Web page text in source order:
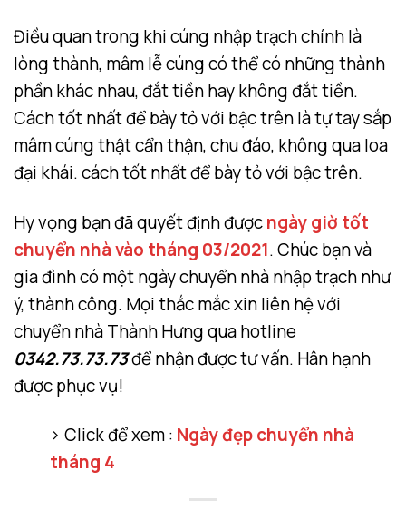
Điều quan trong khi cúng nhập trạch chính là
lòng thành, mâm lễ cúng có thể có những thành
phần khác nhau, đắt tiền hay không đắt tiền.
Cách tốt nhất để bày tỏ với bậc trên là tự tay sắp
mâm cúng thật cẩn thận, chu đáo, không qua loa
đại khái. cách tốt nhất để bày tỏ với bậc trên.
Hy vọng bạn đã quyết định đượcngày giờ tốt
chuyển nhà vào tháng 03/2021. Chúc bạn và
gia đình có một ngày chuyển nhà nhập trạch như
ý, thành công. Mọi thắc mắc xin liên hệ với
chuyển nhà Thành Hưng qua hotline
0342.73.73.73để nhận được tư vấn. Hân hạnh
được phục vụ!
> Click để xem : Ngày đẹp chuyển nhà
tháng 4